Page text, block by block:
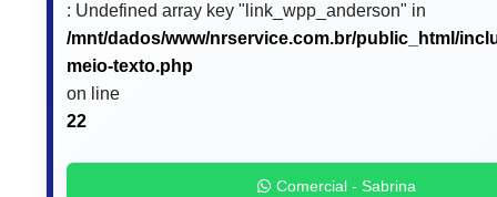
: Undefined array key "link_wpp_anderson" in
/mnt/dados/www/nrservice.com.br/public_html/
meio-texto.php
on line
22
Comercial - Sabrina